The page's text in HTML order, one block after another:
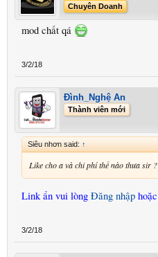
Chuyên Doanh
mod chất qá
3/2/18
Đình_Nghệ An
Thành viên mới
Siêu nhơn said: ↑
Like cho a và chi phí thế nào thưa sir ?
Link ẩn vui lòng Đăng nhập hoặc
3/2/18